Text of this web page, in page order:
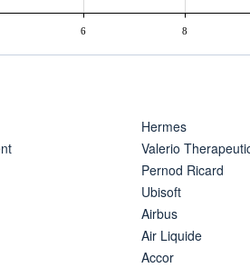
6 8
Hermes
Valerio
Pernod Ricard
Ubisoft
Airbus
Air Liquide
Accor